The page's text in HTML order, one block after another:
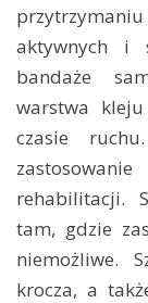
aktywnych i
bandaże
warstwa
czasie
rehabilitacji.
tam, gdzie
niemożliwe.
krocza, a